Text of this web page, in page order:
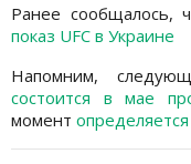
Ранее сообщалось,
показ UFC в Украине
Напомним,
состоится в мае
момент